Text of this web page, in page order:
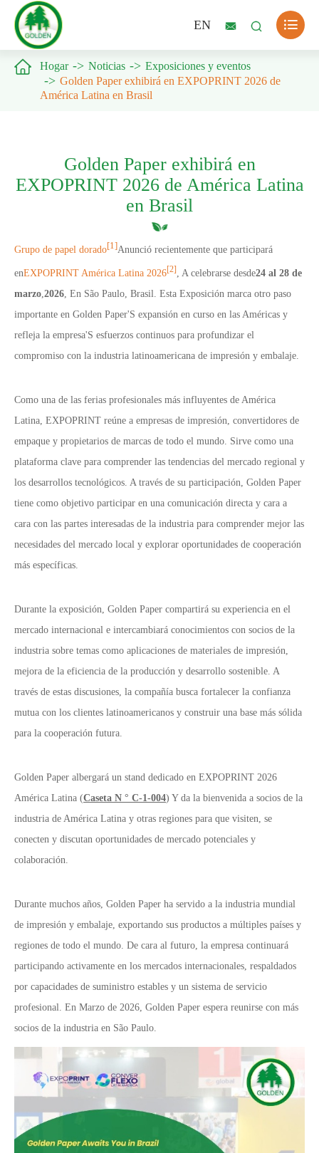
EN   
 Hogar Noticias
Exposiciones y eventos
Golden Paper exhibirá en EXPOPRINT 2026 de
América Latina en Brasil
Golden Paper exhibirá en
EXPOPRINT 2026 de América Latina
en Brasil
Grupo de papel dorado[1]Anunció recientemente que participará
enEXPOPRINT América Latina 2026 [2] , A celebrarse desde24 al 28 de
marzo 2026 , En São Paulo, Brasil. Esta Exposición marca otro paso
importante en Golden Paper'S expansión en curso en las Américas y
refleja la empresa'S esfuerzos continuos para profundizar el
compromiso con la industria latinoamericana de impresión y embalaje.
Como una de las ferias profesionales más influyentes de América
Latina, EXPOPRINT reúne a empresas de impresión, convertidores de
empaque y propietarios de marcas de todo el mundo. Sirve como una
plataforma clave para comprender las tendencias del mercado regional y
los desarrollos tecnológicos. A través de su participación, Golden Paper
tiene como objetivo participar en una comunicación directa y cara a
cara con las partes interesadas de la industria para comprender mejor las
necesidades del mercado local y explorar oportunidades de cooperación
más específicas.
Durante la exposición, Golden Paper compartirá su experiencia en el
mercado internacional e intercambiará conocimientos con socios de la
industria sobre temas como aplicaciones de materiales de impresión,
mejora de la eficiencia de la producción y desarrollo sostenible. A
través de estas discusiones, la compañía busca fortalecer la confianza
mutua con los clientes latinoamericanos y construir una base más sólida
para la cooperación futura.
Golden Paper albergará un stand dedicado en EXPOPRINT 2026
América Latina (Caseta N ° C-1-004) Y da la bienvenida a socios de la
industria de América Latina y otras regiones para que visiten, se
conecten y discutan oportunidades de mercado potenciales y
colaboración.
Durante muchos años, Golden Paper ha servido a la industria mundial
de impresión y embalaje, exportando sus productos a múltiples países y
regiones de todo el mundo. De cara al futuro, la empresa continuará
participando activamente en los mercados internacionales, respaldados
por capacidades de suministro estables y un sistema de servicio
profesional. En Marzo de 2026, Golden Paper espera reunirse con más
socios de la industria en São Paulo.